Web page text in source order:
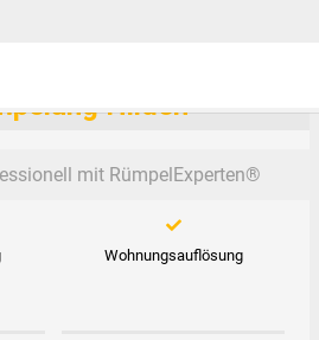
Hilden
mit RümpelExperten®️
Wohnungsauflösung